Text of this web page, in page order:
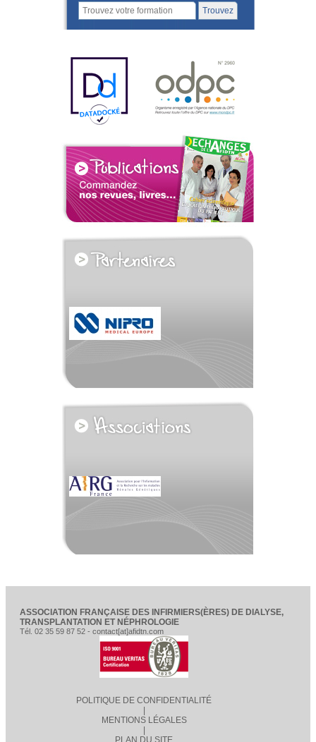
voir tous les partenaires
ASSOCIATION FRANÇAISE DES INFIRMIERS(ÈRES) DE DIALYSE,
TRANSPLANTATION ET NÉPHROLOGIE
Tél. 02 35 59 87 52 - contact[at]afidtn.com
POLITIQUE DE CONFIDENTIALITÉ
MENTIONS LÉGALES
PLAN DU SITE